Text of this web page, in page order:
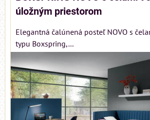
úložným priestorom
Elegantná čalúnená posteľ NOVO s
typu Boxspring,...